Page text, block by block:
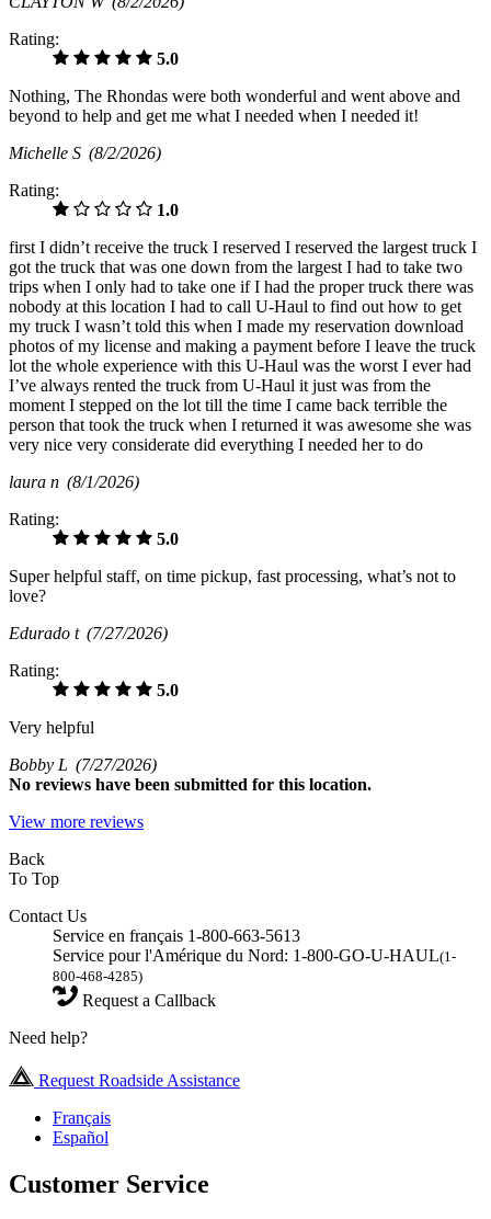
Rating:
5.0
Nothing, The Rhondas were both wonderful and went above and
beyond to help and get me what I needed when I needed it!
Michelle S (8/2/2026)
Rating:
1.0
first I didn’t receive the truck I reserved I reserved the largest truck I
got the truck that was one down from the largest I had to take two
trips when I only had to take one if I had the proper truck there was
nobody at this location I had to call U-Haul to find out how to get
my truck I wasn’t told this when I made my reservation download
photos of my license and making a payment before I leave the truck
lot the whole experience with this U-Haul was the worst I ever had
I’ve always rented the truck from U-Haul it just was from the
moment I stepped on the lot till the time I came back terrible the
person that took the truck when I returned it was awesome she was
very nice very considerate did everything I needed her to do
laura n (8/1/2026)
Rating:
5.0
Super helpful staff, on time pickup, fast processing, what’s not to
love?
Edurado t (7/27/2026)
Rating:
5.0
Very helpful
Bobby L (7/27/2026)
No reviews have been submitted for this location.
View more reviews
Back
To Top
Contact Us
Service en français 1-800-663-5613
Service pour l'Amérique du Nord: 1-800-GO-U-HAUL(1-
800-468-4285)
Request a Callback
Need help?
Request Roadside Assistance
Français
Español
Customer Service